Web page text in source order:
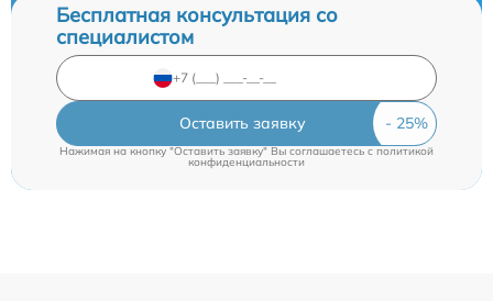
Бесплатная консультация со
специалистом
Оставить заявку
Нажимая на кнопку "Оставить заявку" Вы соглашаетесь cполитикой
конфиденциальности